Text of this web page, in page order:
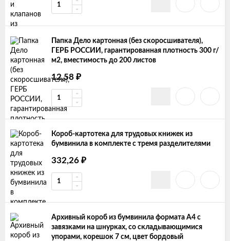
Папка Дело картонная (без скоросшивателя),
ГЕРБ РОССИИ, гарантированная плотность 300 г/
м2, вместимость до 200 листов
12,58 ₽
Короб-картотека для трудовых книжек из
бумвинила в комплекте с тремя разделителями
332,26 ₽
Архивный короб из бумвинила формата А4 с
завязками на шнурках, со складывающимися
упорами, корешок 7 см, цвет бордовый